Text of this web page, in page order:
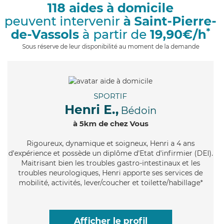
i
o
118 aides à domicile
peuvent intervenir à Saint-Pierre-
de-Vassols à partir de 19,90€/h*
Sous réserve de leur disponibilité au moment de la demande
SPORTIF
Henri E., Bédoin
à 5km de chez Vous
Rigoureux, dynamique et soigneux, Henri a 4 ans
d'expérience et possède un diplôme d'Etat d'infirmier (DEI).
Maitrisant bien les troubles gastro-intestinaux et les
troubles neurologiques, Henri apporte ses services de
mobilité, activités, lever/coucher et toilette/habillage*
Afficher le profil